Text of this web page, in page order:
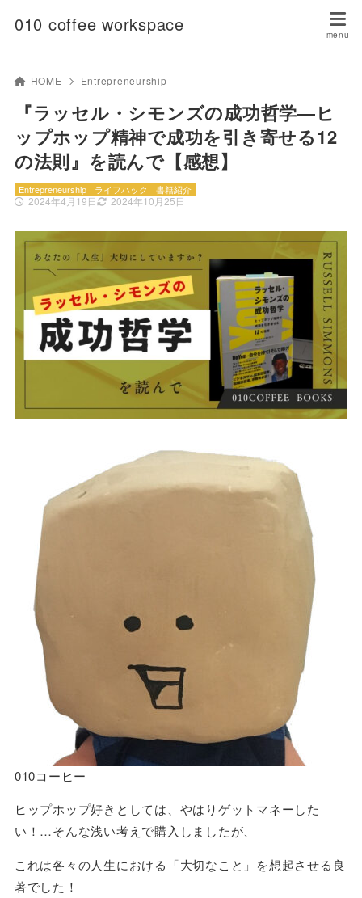
010 coffee workspace
HOME Entrepreneurship
『ラッセル・シモンズの成功哲学―ヒ
ップホップ精神で成功を引き寄せる12
の法則』を読んで【感想】
2024年4月19日 2024年10月25日
Entrepreneurship ライフハック 書籍紹介
010コーヒー
ヒップホップ好きとしては、やはりゲットマネーした
い！…そんな浅い考えで購入しましたが、
これは各々の人生における「大切なこと」を想起させる良
著でした！